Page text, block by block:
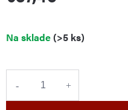
Jednotková
cena:
Na sklade(>5 ks)